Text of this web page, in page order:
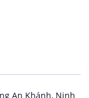
An Khánh, Ninh